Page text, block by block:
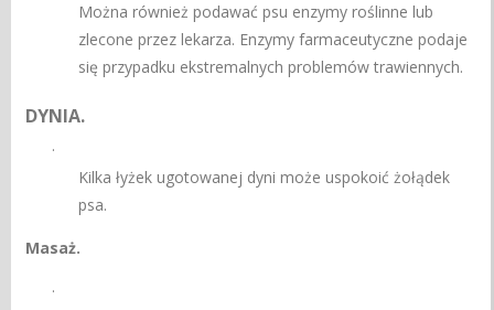
Można również podawać psu enzymy roślinne lub
zlecone przez lekarza. Enzymy farmaceutyczne podaje
się przypadku ekstremalnych problemów trawiennych.
DYNIA.
·
Kilka łyżek ugotowanej dyni może uspokoić żołądek
psa.
Masaż.
·